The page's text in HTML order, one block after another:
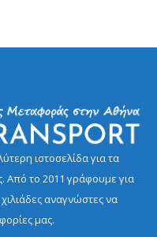
ιστοσελίδα για τα
Από το 2011 γράφουμε για
αναγνώστες να
μας.